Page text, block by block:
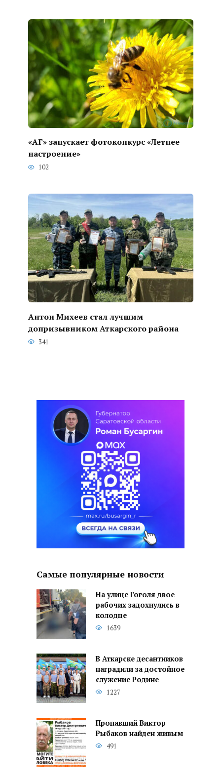
«АГ» запускает фотоконкурс «Летнее
настроение»
102
Антон Михеев стал лучшим
допризывником Аткарского района
341
Самые популярные новости
На улице Гоголя двое
рабочих задохнулись в
колодце
1639
В Аткарске десантников
наградили за достойное
служение Родине
1227
Пропавший Виктор
Рыбаков найден живым
491